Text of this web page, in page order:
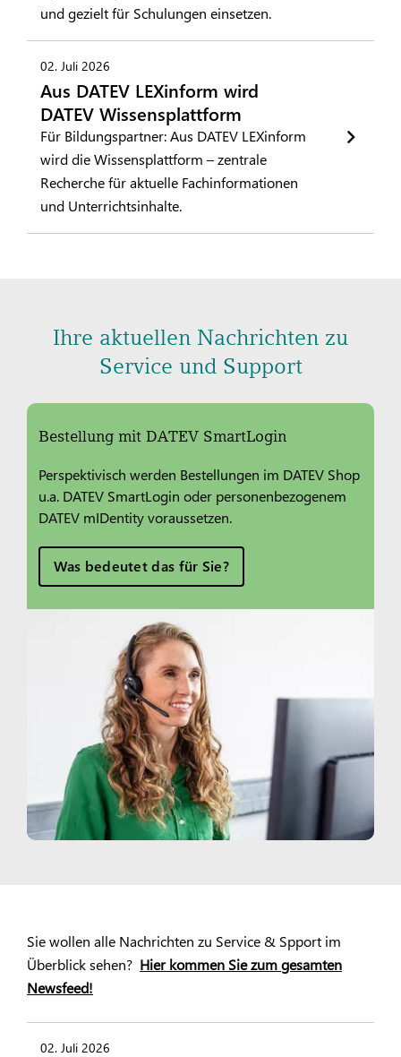
und gezielt für Schulungen einsetzen.
02. Juli 2026
Aus DATEV LEXinform wird
DATEV Wissensplattform
Für Bildungspartner: Aus DATEV LEXinform
wird die Wissensplattform – zentrale
Recherche für aktuelle Fachinformationen
und Unterrichtsinhalte.
Ihre aktuellen Nachrichten zu
Service und Support
Bestellung mit DATEV SmartLogin
Perspektivisch werden Bestellungen im DATEV Shop
u.a. DATEV SmartLogin oder personenbezogenem
DATEV mIDentity voraussetzen.
Was bedeutet das für Sie?
Sie wollen alle Nachrichten zu Service & Spport im
Überblick sehen? Hier kommen Sie zum gesamten
Newsfeed!
02. Juli 2026